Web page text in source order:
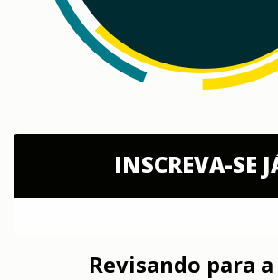
INSCREVA-SE
Revisando para a